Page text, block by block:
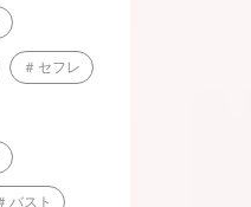
セフレ
バスト